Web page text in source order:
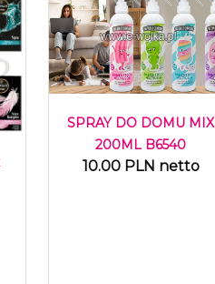
SPRAY DO DOMU MIX
200ML B6540
10.00 PLN netto